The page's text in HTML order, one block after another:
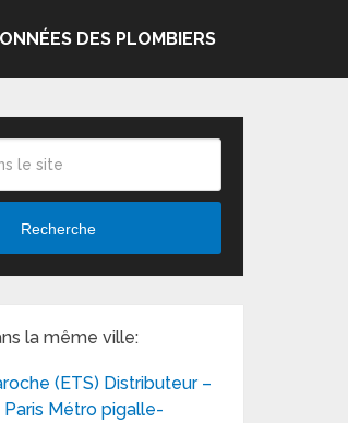
DES PLOMBIERS
Recherche
la même ville:
(ETS) Distributeur –
Métro pigalle-